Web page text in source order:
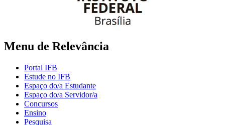
Menu de Relevância
Portal IFB
Estude no IFB
Espaço do/a Estudante
Espaço do/a Servidor/a
Concursos
Ensino
Pesquisa